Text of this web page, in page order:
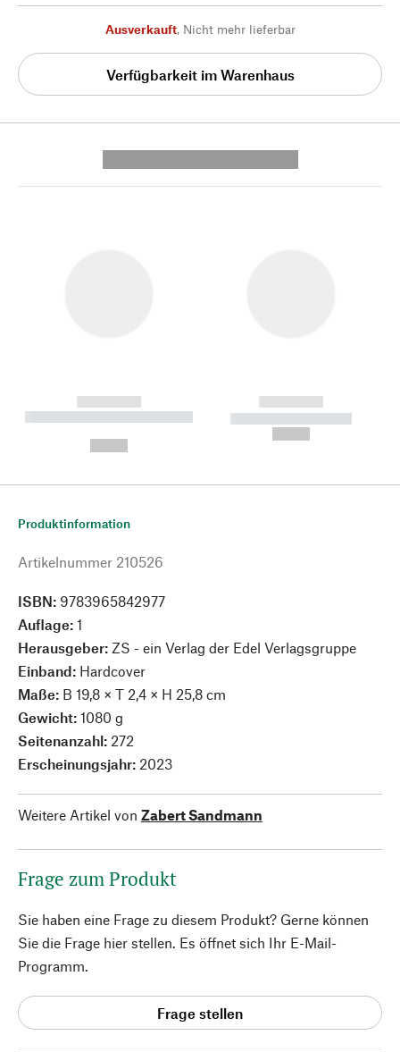
Ausverkauft, Nicht mehr lieferbar
Verfügbarkeit im Warenhaus
------------
----------- ----------- --------
------------
----------- -----------
Produktinformation
Artikelnummer 210526
ISBN: 9783965842977
Auflage: 1
Herausgeber: ZS - ein Verlag der Edel Verlagsgruppe
Einband: Hardcover
Maße: B 19,8 × T 2,4 × H 25,8 cm
Gewicht: 1080 g
Seitenanzahl: 272
Erscheinungsjahr: 2023
Weitere Artikel von Zabert Sandmann
Frage zum Produkt
Sie haben eine Frage zu diesem Produkt? Gerne können
Sie die Frage hier stellen. Es öffnet sich Ihr E-Mail-
Programm.
Frage stellen